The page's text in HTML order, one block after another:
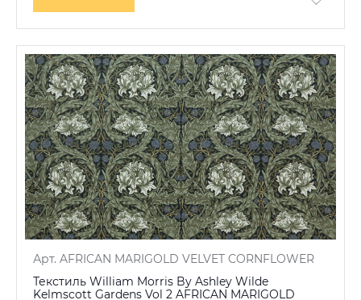
Арт. AFRICAN MARIGOLD VELVET CORNFLOWER
Текстиль William Morris By Ashley Wilde
Kelmscott Gardens Vol 2 AFRICAN MARIGOLD